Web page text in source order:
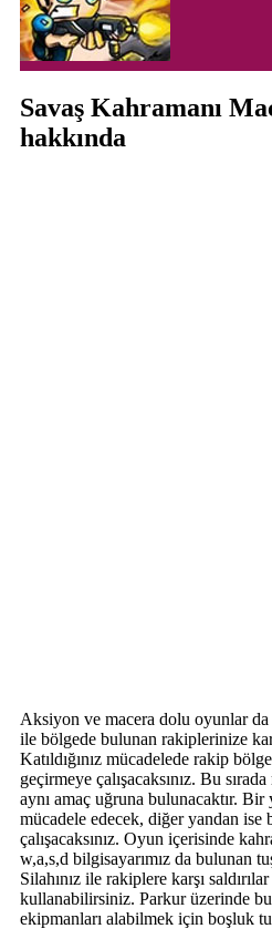
Savaş Kahramanı
hakkında
Aksiyon ve macera dolu oyunlar
ile bölgede bulunan rakiplerinize
Katıldığınız mücadelede rakip
geçirmeye çalışacaksınız. Bu
aynı amaç uğruna bulunacaktır.
mücadele edecek, diğer yandan ise
çalışacaksınız. Oyun içerisinde
w,a,s,d bilgisayarımız da bulunan
Silahınız ile rakiplere karşı
kullanabilirsiniz. Parkur üzerinde
ekipmanları alabilmek için boşluk